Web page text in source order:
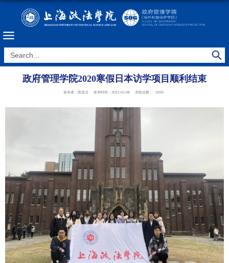
政府管理学院2020寒假日本访学项目顺利结束
发布者：陈昌洁 发布时间：2021-01-06 浏览次数： 3255